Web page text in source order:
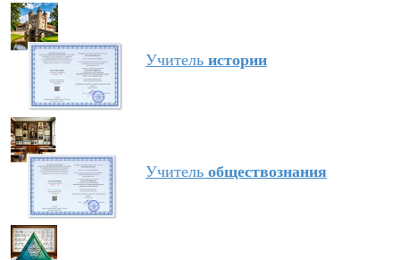
Учитель истории
Учитель обществознания